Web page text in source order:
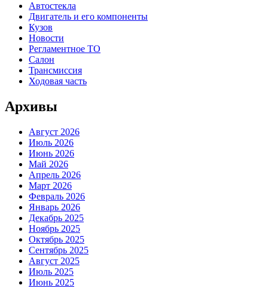
Автостекла
Двигатель и его компоненты
Кузов
Новости
Регламентное ТО
Салон
Трансмиссия
Ходовая часть
Архивы
Август 2026
Июль 2026
Июнь 2026
Май 2026
Апрель 2026
Март 2026
Февраль 2026
Январь 2026
Декабрь 2025
Ноябрь 2025
Октябрь 2025
Сентябрь 2025
Август 2025
Июль 2025
Июнь 2025